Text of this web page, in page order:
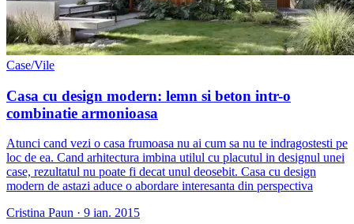
Case/Vile
Casa cu design modern: lemn si beton intr-o
combinatie armonioasa
Atunci cand vezi o casa frumoasa nu ai cum sa nu te indragostesti pe
loc de ea. Cand arhitectura imbina utilul cu placutul in designul unei
case, rezultatul nu poate fi decat unul deosebit. Casa cu design
modern de astazi aduce o abordare interesanta din perspectiva
Cristina Paun · 9 ian. 2015